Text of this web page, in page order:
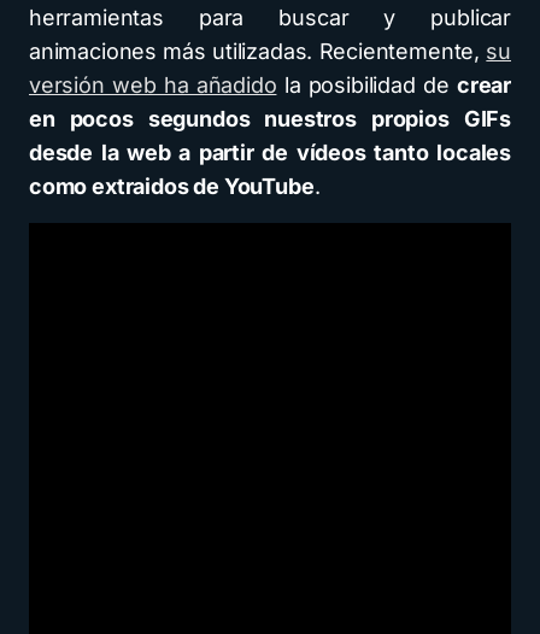
herramientas para buscar y publicar
animaciones más utilizadas. Recientemente, su
versión web ha añadido la posibilidad de crear
en pocos segundos nuestros propios GIFs
desde la web a partir de vídeos tanto locales
como extraidos de YouTube.